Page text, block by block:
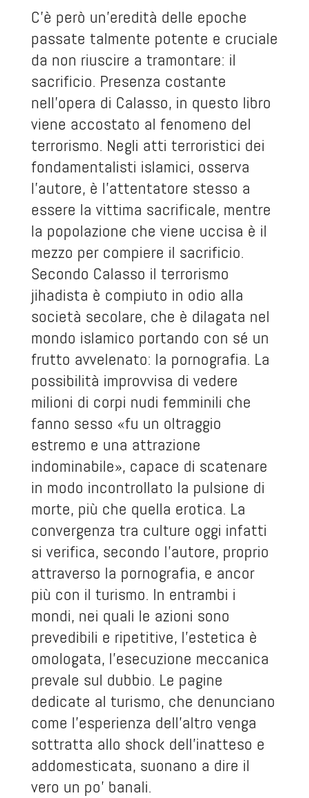
C'è però un'eredità delle epoche
passate talmente potente e cruciale
da non riuscire a tramontare: il
sacrificio. Presenza costante
nell'opera di Calasso, in questo libro
viene accostato al fenomeno del
terrorismo. Negli atti terroristici dei
fondamentalisti islamici, osserva
l'autore, è l'attentatore stesso a
essere la vittima sacrificale, mentre
la popolazione che viene uccisa è il
mezzo per compiere il sacrificio.
Secondo Calasso il terrorismo
jihadista è compiuto in odio alla
società secolare, che è dilagata nel
mondo islamico portando con sé un
frutto avvelenato: la pornografia. La
possibilità improvvisa di vedere
milioni di corpi nudi femminili che
fanno sesso «fu un oltraggio
estremo e una attrazione
indominabile», capace di scatenare
in modo incontrollato la pulsione di
morte, più che quella erotica. La
convergenza tra culture oggi infatti
si verifica, secondo l'autore, proprio
attraverso la pornografia, e ancor
più con il turismo. In entrambi i
mondi, nei quali le azioni sono
prevedibili e ripetitive, l'estetica è
omologata, l'esecuzione meccanica
prevale sul dubbio. Le pagine
dedicate al turismo, che denunciano
come l'esperienza dell'altro venga
sottratta allo shock dell'inatteso e
addomesticata, suonano a dire il
vero un po' banali.